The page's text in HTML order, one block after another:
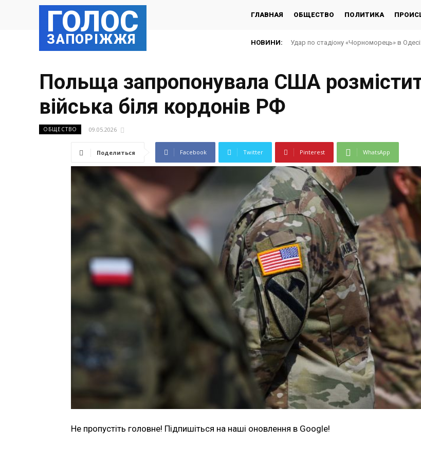
ГОЛОС
ЗАПОРІЖЖЯ
ГЛАВНАЯ ОБЩЕСТВО ПОЛИТИКА
НОВИНИ: Удар по стадіону «Чорноморець» в
Польща запропонувала США
війська біля кордонів РФ
ОБЩЕСТВО 09.05.2026
Поделиться Facebook Twitter Pinterest WhatsApp
Не пропустіть головне! Підпишіться на наші оновлення в Google!